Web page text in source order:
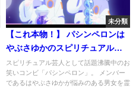
未分類
【これ本物！】 パシンペロンは
やぶさゆかのスピリチュアル霊
視会！！
スピリチュアル芸人として話題沸騰中のお
笑いコンビ「パシンペロン」。 メンバー
であるはやぶさゆかが悩みのある男女を霊